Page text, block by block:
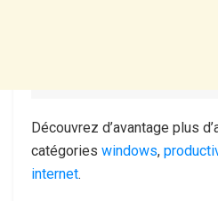
Découvrez d’avantage plus
catégories windows,
internet.